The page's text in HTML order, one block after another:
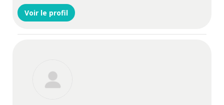
Voir le profil